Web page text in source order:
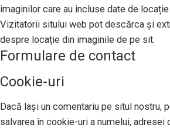
imaginilor care au incluse date de
Vizitatorii sitului web pot descărca și
despre locație din imaginile de pe sit.
Formulare de contact
Cookie-uri
Dacă lași un comentariu pe situl nostru,
salvarea în cookie-uri a numelui,